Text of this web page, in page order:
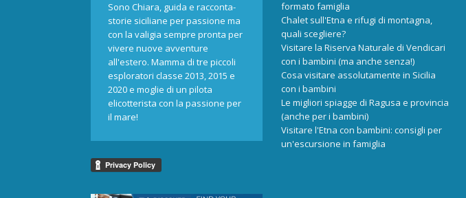
Sono Chiara, guida e racconta-
storie siciliane per passione ma
con la valigia sempre pronta per
vivere nuove avventure
all'estero. Mamma di tre piccoli
esploratori classe 2013, 2015 e
2020 e moglie di un pilota
elicotterista con la passione per
il mare!
formato famiglia
Chalet sull'Etna e rifugi di montagna,
quali scegliere?
Visitare la Riserva Naturale di Vendicari
con i bambini (ma anche senza!)
Cosa visitare assolutamente in Sicilia
con i bambini
Le migliori spiagge di Ragusa e provincia
(anche per i bambini)
Visitare l'Etna con bambini: consigli per
un'escursione in famiglia